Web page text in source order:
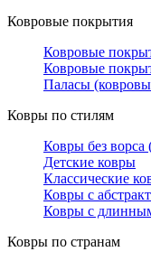
Ковровые покрытия
Ковровые
Ковровые
Паласы
Ковры по стилям
Ковры без ворса
Детские ковры
Классические
Ковры с
Ковры с
Ковры по странам